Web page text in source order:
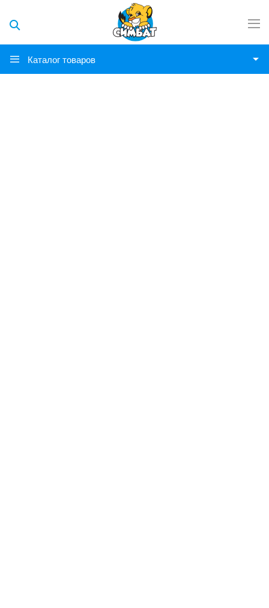
Каталог товаров